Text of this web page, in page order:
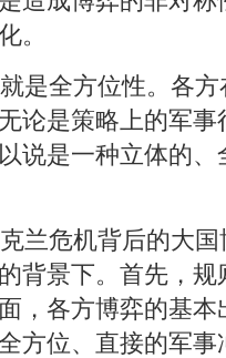
。
是全方位性。各方
论是策略上的军
说是一种立体的
兰危机背后的大国
背景下。首先，
，各方博弈的基
方位、直接的军